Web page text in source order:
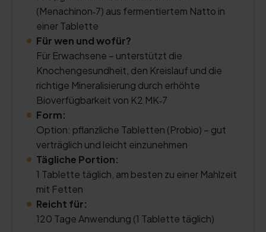
(Menachinon‑7) aus fermentiertem Natto in
einer Tablette
Für wen und wofür?
Für Erwachsene – unterstützt die
Knochengesundheit, den Kreislauf und die
richtige Mineralisierung durch erhöhte
Bioverfügbarkeit von K2 MK‑7
Form:
Option: pflanzliche Tabletten (Probio) – gut
verträglich und leicht einzunehmen
Tägliche Portion:
1 Tablette täglich, am besten zu einer Mahlzeit
mit Fetten
Reicht für:
120 Tage Anwendung (1 Tablette täglich)